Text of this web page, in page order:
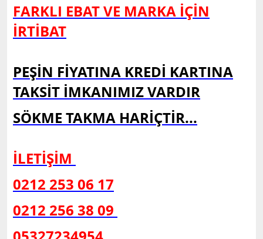
FARKLI EBAT VE MARKA İÇİN
İRTİBAT
PEŞİN FİYATINA KREDİ KARTINA
TAKSİT İMKANIMIZ VARDIR
SÖKME TAKMA HARİÇTİR...
İLETİŞİM
0212 253 06 17
0212 256 38 09